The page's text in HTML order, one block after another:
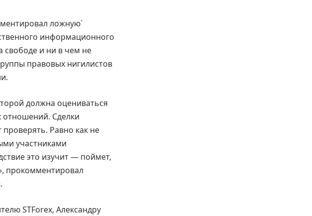
ложную`
информационного
свободе и ни в чем не
правовых нигилистов
должна оцениваться
отношений. Сделки
Равно как не
участниками
это изучит — поймет,
прокомментировал
STForex, Александру